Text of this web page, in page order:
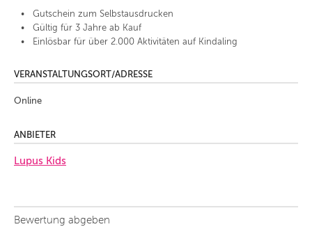
Gutschein zum Selbstausdrucken
Gültig für 3 Jahre ab Kauf
Einlösbar für über 2.000 Aktivitäten auf Kindaling
VERANSTALTUNGSORT/ADRESSE
Online
ANBIETER
Lupus Kids
Bewertung abgeben